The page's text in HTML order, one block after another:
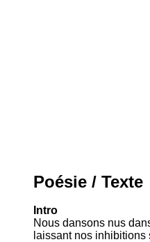
Poésie / Texte
Intro
Nous dansons nus
laissant nos